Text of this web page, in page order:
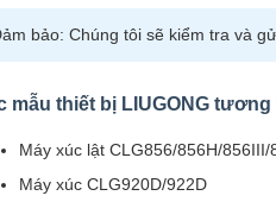
bảo: Chúng tôi sẽ kiểm tra và
mẫu thiết bị LIUGONG tương
Máy xúc lật CLG856/856H/856III/
Máy xúc CLG920D/922D